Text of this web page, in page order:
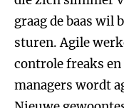
graag de baas wil
sturen. Agile
controle freaks
managers wordt